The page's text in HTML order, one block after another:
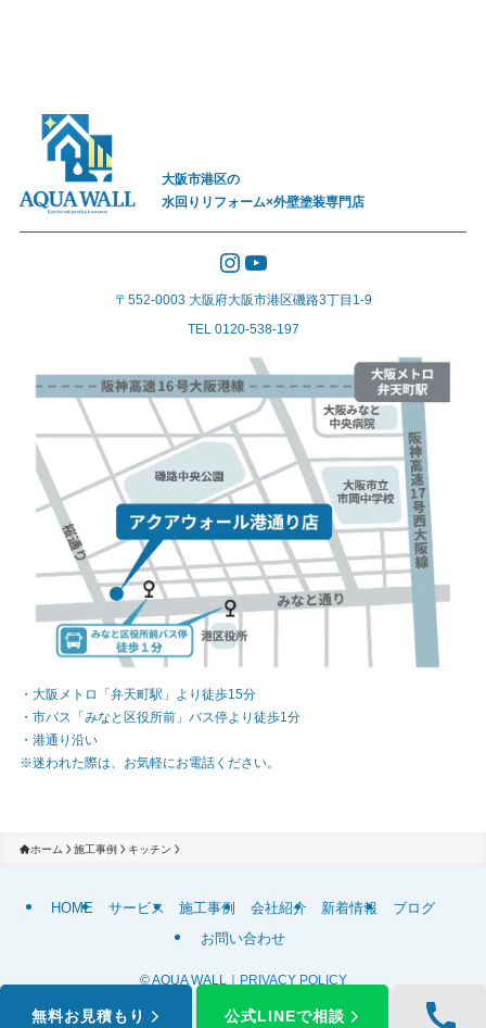
大阪市港区の
水回りリフォーム×外壁塗装専門店
Instagram
YouTube
〒552-0003 大阪府大阪市港区磯路3丁目1-9
TEL 0120-538-197
・大阪メトロ「弁天町駅」より徒歩15分
・市バス「みなと区役所前」バス停より徒歩1分
・港通り沿い
※迷われた際は、お気軽にお電話ください。
無料お見積もり 公式LINEで相談
ホーム 施工事例 キッチン
HOME サービス 施工事例 会社紹介 新着情報
ブログ
お問い合わせ
©AQUA WALL｜ PRIVACY POLICY